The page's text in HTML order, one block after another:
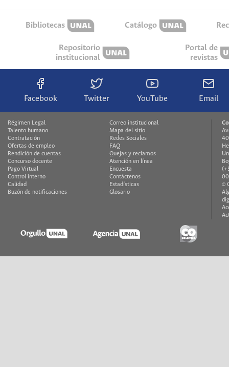
Bibliotecas Catálogo
Repositorio
institucional
Portal de
revistas
Facebook Twitter YouTube Email
Régimen Legal
Talento humano
Contratación
Ofertas de empleo
Rendición de cuentas
Concurso docente
Pago Virtual
Control interno
Calidad
Buzón de notificaciones
Correo institucional
Mapa del sitio
Redes Sociales
FAQ
Quejas y reclamos
Atención en línea
Encuesta
Contáctenos
Estadísticas
Glosario
©